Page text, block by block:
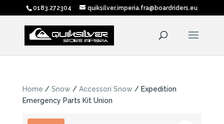
0183.272304 quiksilver.imperia.fra@boardriders.eu
Home / Snow / Accessori Snow / Expedition
Emergency Parts Kit Union